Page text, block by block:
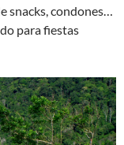
snacks, condones…
para fiestas